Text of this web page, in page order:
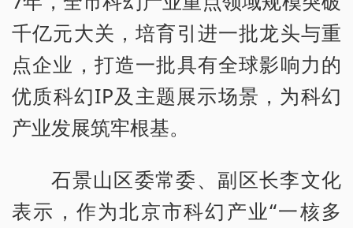
千亿元大关，培育引进一批龙头与重
点企业，打造一批具有全球影响力的
优质科幻IP及主题展示场景，为科幻
产业发展筑牢根基。
石景山区委常委、副区长李文化
表示，作为北京市科幻产业“一核多